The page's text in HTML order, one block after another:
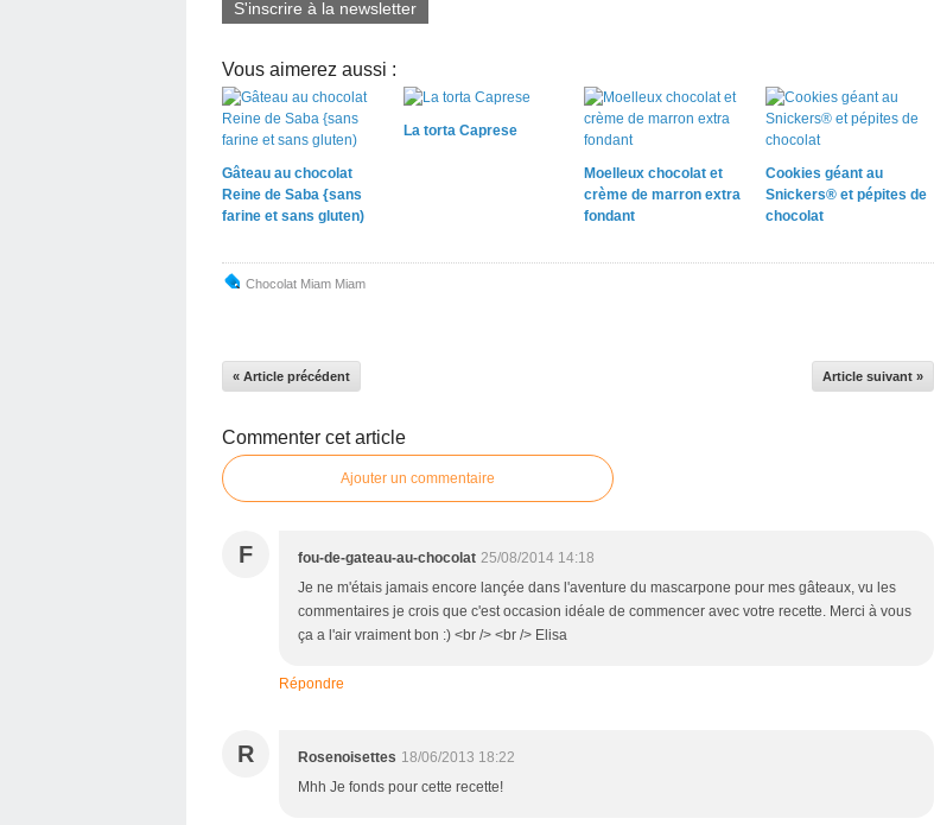
S'inscrire à la newsletter
Vous aimerez aussi :
Gâteau au chocolat
Reine de Saba {sans
farine et sans gluten)
La torta Caprese
Moelleux chocolat et
crème de marron extra
fondant
Cookies géant au
Snickers® et pépites de
chocolat
Chocolat Miam Miam
« Article précédent Article suivant »
Commenter cet article
Ajouter un commentaire
F fou-de-gateau-au-chocolat 25/08/2014 14:18
Je ne m'étais jamais encore lançée dans l'aventure du mascarpone pour mes gâteaux, vu les
commentaires je crois que c'est occasion idéale de commencer avec votre recette. Merci à vous
ça a l'air vraiment bon :) <br /> <br /> Elisa
Répondre
R Rosenoisettes 18/06/2013 18:22
Mhh Je fonds pour cette recette!